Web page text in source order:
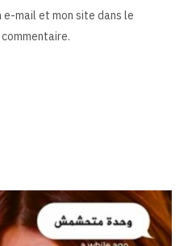
e-mail et mon site dans le